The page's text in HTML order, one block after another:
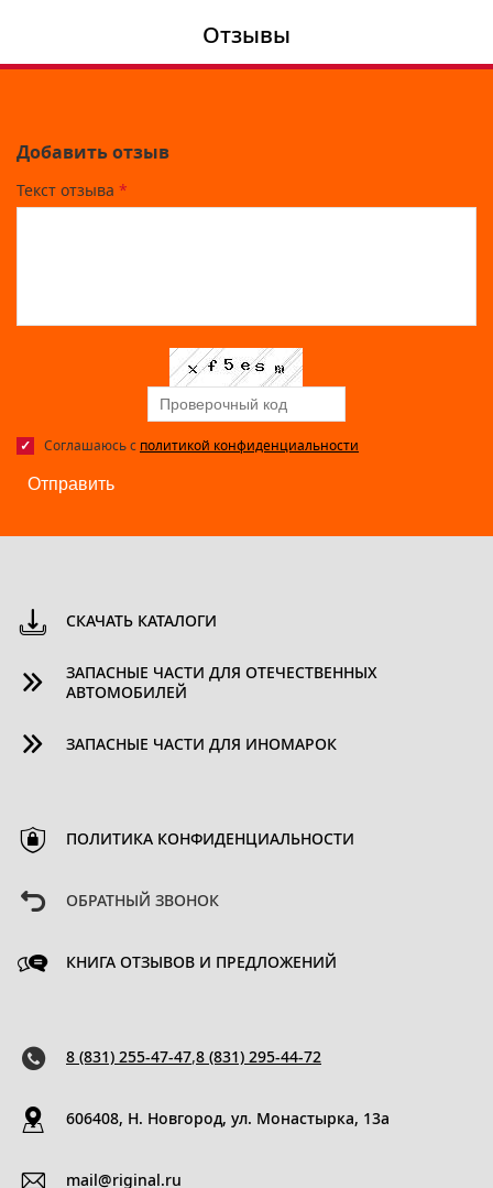
Отзывы
Добавить отзыв
Текст отзыва *
Соглашаюсь с политикой конфиденциальности
Отправить
СКАЧАТЬ КАТАЛОГИ
ЗАПАСНЫЕ ЧАСТИ ДЛЯ ОТЕЧЕСТВЕННЫХ
АВТОМОБИЛЕЙ
ЗАПАСНЫЕ ЧАСТИ ДЛЯ ИНОМАРОК
ПОЛИТИКА КОНФИДЕНЦИАЛЬНОСТИ
ОБРАТНЫЙ ЗВОНОК
КНИГА ОТЗЫВОВ И ПРЕДЛОЖЕНИЙ
8 (831) 255-47-47,8 (831) 295-44-72
606408, Н. Новгород, ул. Монастырка, 13a
mail@riginal.ru